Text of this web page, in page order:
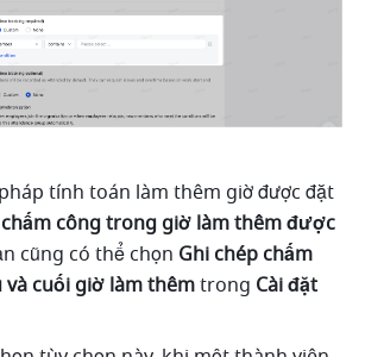
tính toán làm thêm giờ được đặt
công trong giờ làm thêm được
cũng có thể chọn Ghi chép chấm
và cuối giờ làm thêm trong Cài đặt